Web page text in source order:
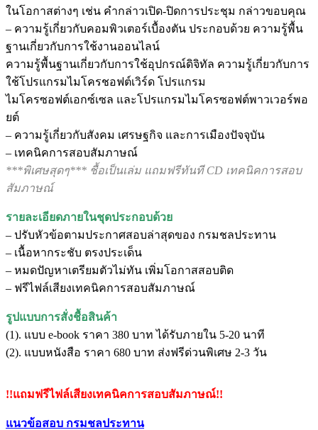
ในโอกาสต่างๆ เช่น คำกล่าวเปิด-ปิดการประชุม กล่าวขอบคุณ
– ความรู้เกี่ยวกับคอมพิวเตอร์เบื้องตัน ประกอบด้วย ความรู้พื้น
ฐานเกี่ยวกับการใช้งานออนไลน์
ความรู้พื้นฐานเกี่ยวกับการใช้อุปกรณ์ดิจิทัล ความรู้เกี่ยวกับการ
ใช้โปรแกรมไมโครชอฟต์เวิร์ด โปรแกรม
ไมโครซอฟต์เอกซ์เซล และโปรแกรมไมโครซอฟต์พาวเวอร์พอ
ยต์
– ความรู้เกี่ยวกับสังคม เศรษฐกิจ และการเมืองปัจจุบัน
– เทคนิคการสอบสัมภาษณ์
***พิเศษสุดๆ*** ชื้อเป็นเล่ม แถมฟรีทันที CD เทคนิคการสอบ
สัมภาษณ์
รายละเอียดภายในชุดประกอบด้วย
– ปรับหัวข้อตามประกาศสอบล่าสุดของ กรมชลประทาน
– เนื้อหากระชับ ตรงประเด็น
– หมดปัญหาเตรียมตัวไม่ทัน เพิ่มโอกาสสอบติด
– ฟรีไฟล์เสียงเทคนิคการสอบสัมภาษณ์
รูปแบบการสั่งชื้อสินค้า
(1). แบบ e-book ราคา 380 บาท ได้รับภายใน 5-20 นาที
(2). แบบหนังสือ ราคา 680 บาท ส่งฟรีด่วนพิเศษ 2-3 วัน
!!แถมฟรีไฟล์เสียงเทคนิคการสอบสัมภาษณ์!!
แนวข้อสอบ กรมชลประทาน